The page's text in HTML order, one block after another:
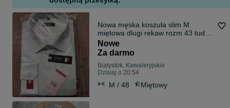
Nowa męska koszula slim M
miętowa dlugi rekaw rozm 43 tudor
43/176/182
Nowe
Za darmo
Białystok, Kawaleryjskie
Dzisiaj o 20:54
M / 48 Miętowy